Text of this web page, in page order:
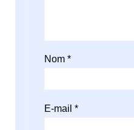
Nom *
E-mail *